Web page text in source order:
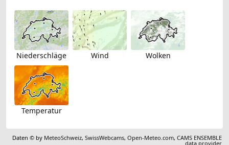
Niederschläge Wind Wolken
Temperatur
Daten © by MeteoSchweiz,SwissWebcams,Open-Meteo.com,CAMS ENSEMBLE
data provider